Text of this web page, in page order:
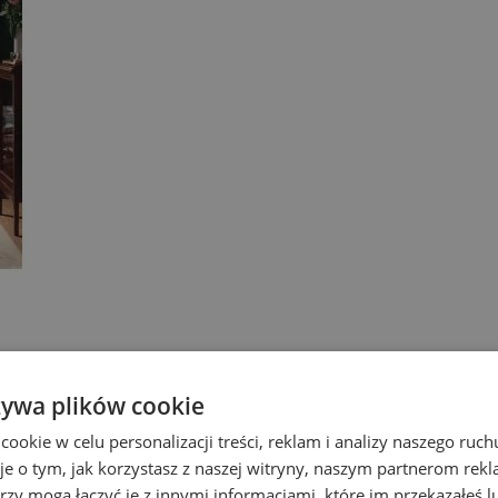
plików cookie
w celu personalizacji treści, reklam i analizy naszego
o tym, jak korzystasz z naszej witryny, naszym partnerom